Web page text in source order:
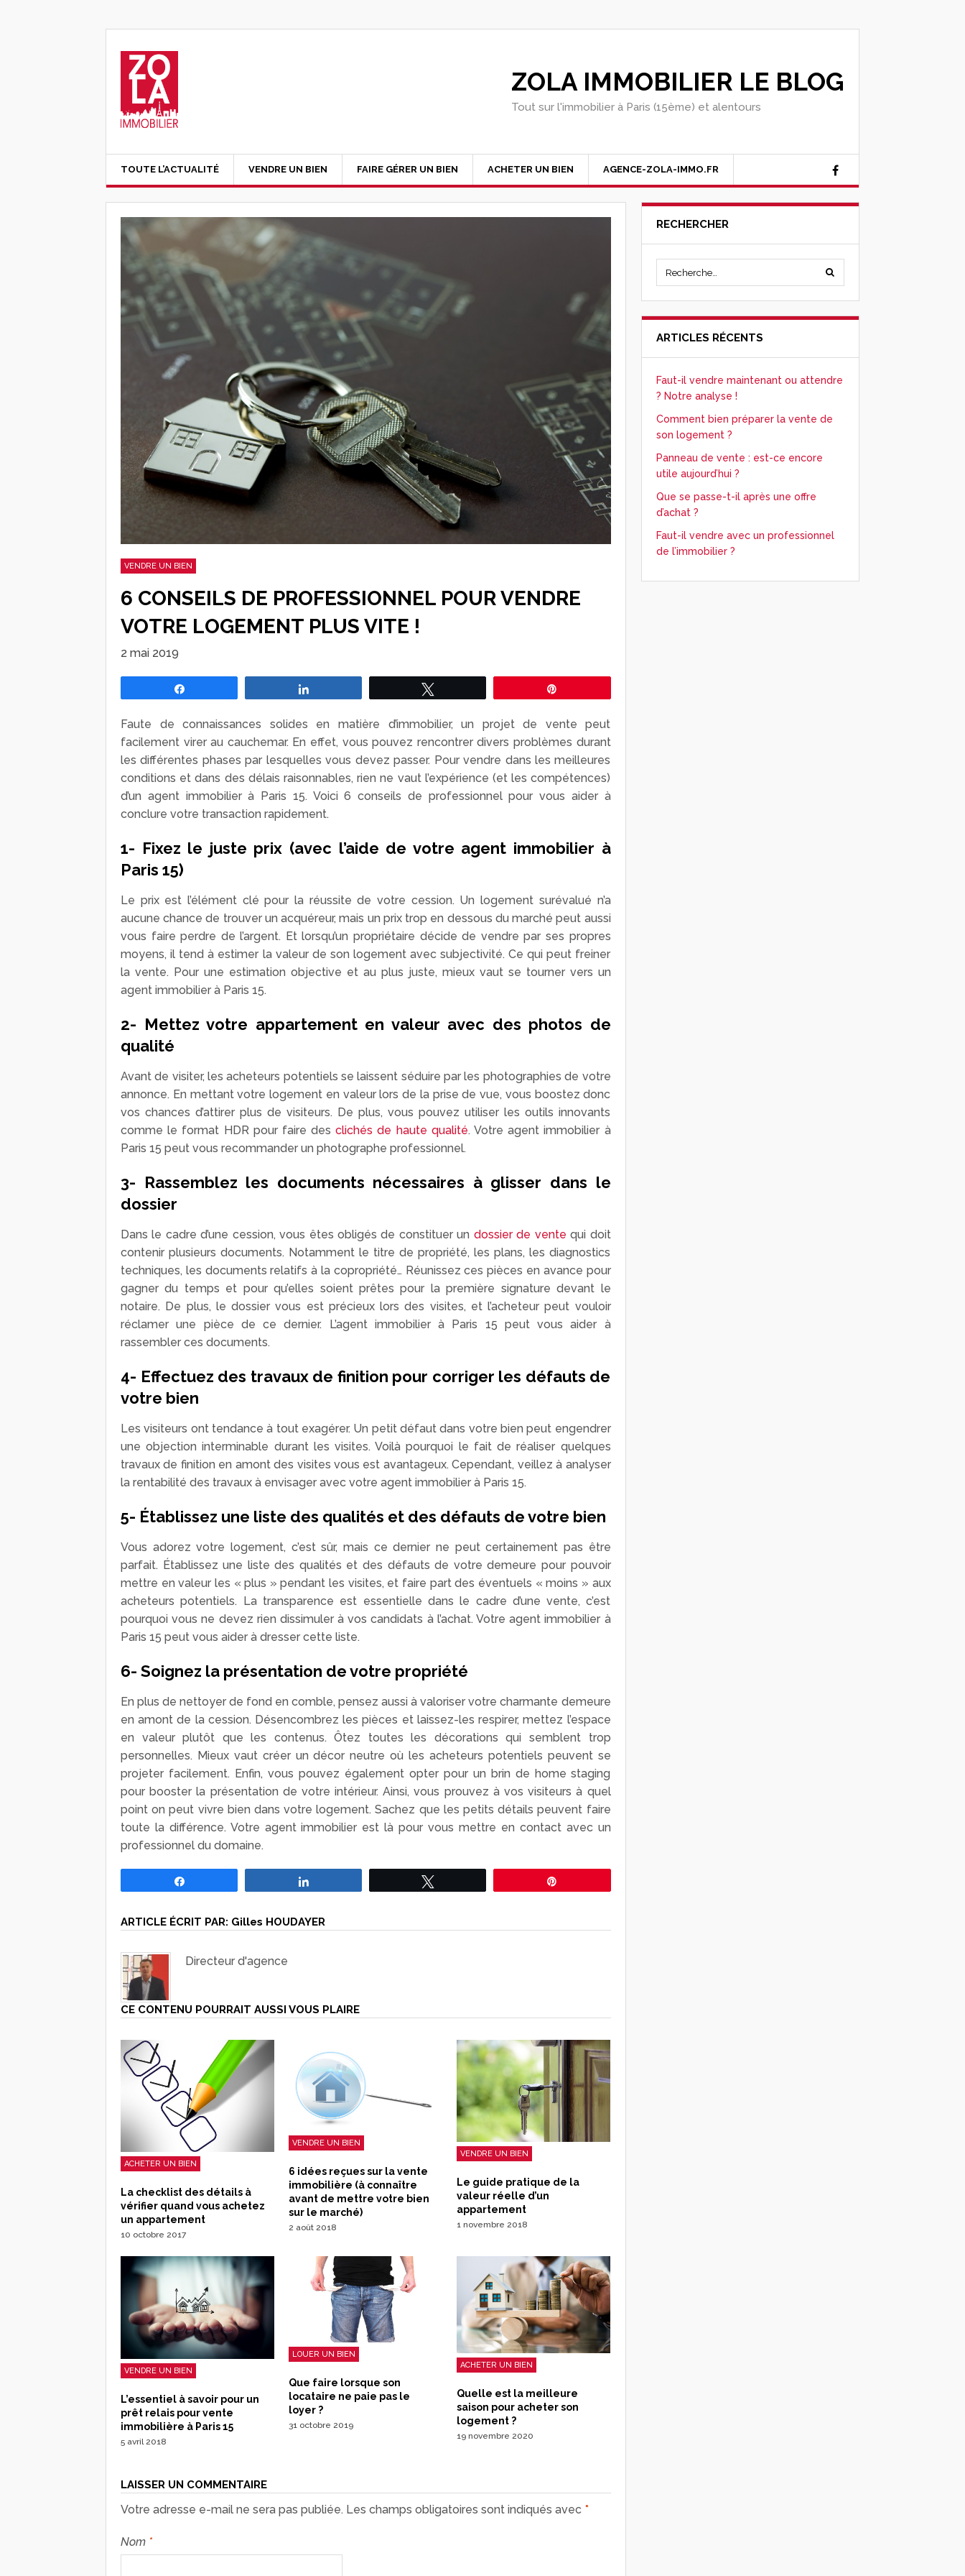
ZOLA IMMOBILIER LE BLOG
Tout sur l'immobilier à Paris (15ème) et alentours
TOUTE L’ACTUALITÉ VENDRE UN BIEN FAIRE GÉRER UN BIEN ACHETER UN BIEN AGENCE-ZOLA-IMMO.FR
VENDRE UN BIEN
6 CONSEILS DE PROFESSIONNEL POUR VENDRE
VOTRE LOGEMENT PLUS VITE !
2 mai 2019
Faute de connaissances solides en matière d’immobilier, un projet de vente peut
facilement virer au cauchemar. En effet, vous pouvez rencontrer divers problèmes durant
les différentes phases par lesquelles vous devez passer. Pour vendre dans les meilleures
conditions et dans des délais raisonnables, rien ne vaut l’expérience (et les compétences)
d’un agent immobilier à Paris 15. Voici 6 conseils de professionnel pour vous aider à
conclure votre transaction rapidement.
1- Fixez le juste prix (avec l’aide de votre agent immobilier à
Paris 15)
Le prix est l’élément clé pour la réussite de votre cession. Un logement surévalué n’a
aucune chance de trouver un acquéreur, mais un prix trop en dessous du marché peut aussi
vous faire perdre de l’argent. Et lorsqu’un propriétaire décide de vendre par ses propres
moyens, il tend à estimer la valeur de son logement avec subjectivité. Ce qui peut freiner
la vente. Pour une estimation objective et au plus juste, mieux vaut se tourner vers un
agent immobilier à Paris 15.
2- Mettez votre appartement en valeur avec des photos de
qualité
Avant de visiter, les acheteurs potentiels se laissent séduire par les photographies de votre
annonce. En mettant votre logement en valeur lors de la prise de vue, vous boostez donc
vos chances d’attirer plus de visiteurs. De plus, vous pouvez utiliser les outils innovants
comme le format HDR pour faire desclichés de haute qualité. Votre agent immobilier à
Paris 15 peut vous recommander un photographe professionnel.
3- Rassemblez les documents nécessaires à glisser dans le
dossier
Dans le cadre d’une cession, vous êtes obligés de constituer un dossier de vente qui doit
contenir plusieurs documents. Notamment le titre de propriété, les plans, les diagnostics
techniques, les documents relatifs à la copropriété… Réunissez ces pièces en avance pour
gagner du temps et pour qu’elles soient prêtes pour la première signature devant le
notaire. De plus, le dossier vous est précieux lors des visites, et l’acheteur peut vouloir
réclamer une pièce de ce dernier. L’agent immobilier à Paris 15 peut vous aider à
rassembler ces documents.
4- Effectuez des travaux de finition pour corriger les défauts de
votre bien
Les visiteurs ont tendance à tout exagérer. Un petit défaut dans votre bien peut engendrer
une objection interminable durant les visites. Voilà pourquoi le fait de réaliser quelques
travaux de finition en amont des visites vous est avantageux. Cependant, veillez à analyser
la rentabilité des travaux à envisager avec votre agent immobilier à Paris 15.
5- Établissez une liste des qualités et des défauts de votre bien
Vous adorez votre logement, c’est sûr, mais ce dernier ne peut certainement pas être
parfait. Établissez une liste des qualités et des défauts de votre demeure pour pouvoir
mettre en valeur les « plus » pendant les visites, et faire part des éventuels « moins » aux
acheteurs potentiels. La transparence est essentielle dans le cadre d’une vente, c’est
pourquoi vous ne devez rien dissimuler à vos candidats à l’achat. Votre agent immobilier à
Paris 15 peut vous aider à dresser cette liste.
6- Soignez la présentation de votre propriété
En plus de nettoyer de fond en comble, pensez aussi à valoriser votre charmante demeure
en amont de la cession. Désencombrez les pièces et laissez-les respirer, mettez l’espace
en valeur plutôt que les contenus. Ôtez toutes les décorations qui semblent trop
personnelles. Mieux vaut créer un décor neutre où les acheteurs potentiels peuvent se
projeter facilement. Enfin, vous pouvez également opter pour un brin de home staging
pour booster la présentation de votre intérieur. Ainsi, vous prouvez à vos visiteurs à quel
point on peut vivre bien dans votre logement. Sachez que les petits détails peuvent faire
toute la différence. Votre agent immobilier est là pour vous mettre en contact avec un
professionnel du domaine.
ARTICLE ÉCRIT PAR: Gilles HOUDAYER
Directeur d'agence
CE CONTENU POURRAIT AUSSI VOUS PLAIRE
ACHETER UN BIEN
La checklist des détails à
vérifier quand vous achetez
un appartement
10 octobre 2017
VENDRE UN BIEN
6 idées reçues sur la vente
immobilière (à connaître
avant de mettre votre bien
sur le marché)
2 août 2018
VENDRE UN BIEN
Le guide pratique de la
valeur réelle d’un
appartement
1 novembre 2018
VENDRE UN BIEN
L’essentiel à savoir pour un
prêt relais pour vente
immobilière à Paris 15
5 avril 2018
LOUER UN BIEN
Que faire lorsque son
locataire ne paie pas le
loyer ?
31 octobre 2019
ACHETER UN BIEN
Quelle est la meilleure
saison pour acheter son
logement ?
19 novembre 2020
LAISSER UN COMMENTAIRE
Votre adresse e-mail ne sera pas publiée. Les champs obligatoires sont indiqués avec *
Nom *
RECHERCHER
ARTICLES RÉCENTS
Faut-il vendre maintenant ou attendre
? Notre analyse !
Comment bien préparer la vente de
son logement ?
Panneau de vente : est-ce encore
utile aujourd’hui ?
Que se passe-t-il après une offre
d’achat ?
Faut-il vendre avec un professionnel
de l’immobilier ?